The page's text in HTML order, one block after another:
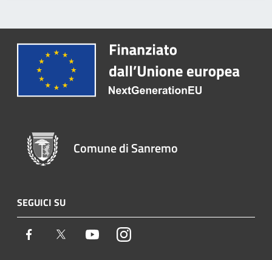
Comune di Sanremo
SEGUICI SU
Facebook Twitter YoutubeInstagram